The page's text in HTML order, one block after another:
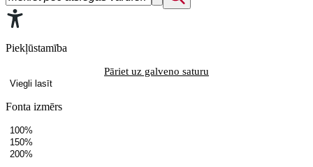
Piekļūstamība
Pāriet uz galveno saturu
Viegli lasīt
Fonta izmērs
100%
150%
200%